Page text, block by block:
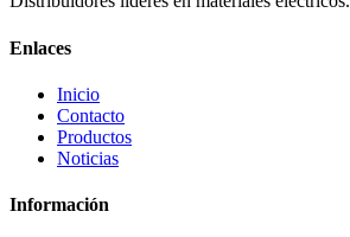
Enlaces
Inicio
Contacto
Productos
Noticias
Información